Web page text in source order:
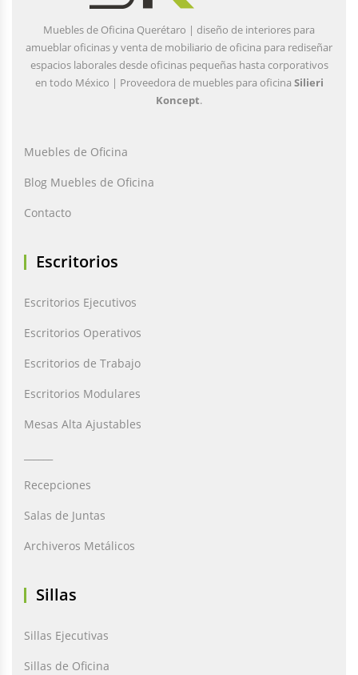
Muebles de Oficina Querétaro | diseño de interiores para
amueblar oficinas y venta de mobiliario de oficina para rediseñar
espacios laborales desde oficinas pequeñas hasta corporativos
en todo México | Proveedora de muebles para oficina Silieri
Koncept.
Muebles de Oficina
Blog Muebles de Oficina
Contacto
Escritorios
Escritorios Ejecutivos
Escritorios Operativos
Escritorios de Trabajo
Escritorios Modulares
Mesas Alta Ajustables
Recepciones
Salas de Juntas
Archiveros Metálicos
Sillas
Sillas Ejecutivas
Sillas de Oficina